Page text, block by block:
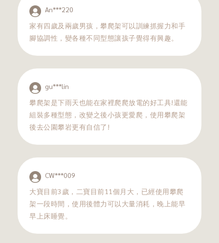
An***220
家有四歲及兩歲男孩，攀爬架可以訓練抓握力和手
腳協調性，變各種不同型態讓孩子覺得有興趣。
gu***lin
攀爬架是下雨天也能在家裡爬爬放電的好工具!還能
組裝多種型態，改變之後小孩更愛爬，使用攀爬架
後去公園攀岩更有自信了!
CW***009
大寶目前3歲，二寶目前11個月大，已經使用攀爬
架一段時間，使用後體力可以大量消耗，晚上能早
早上床睡覺。